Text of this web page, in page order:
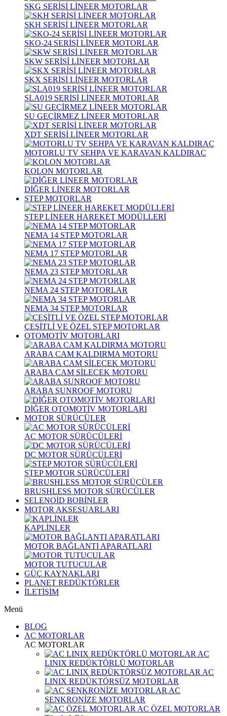
SKG SERİSİ LİNEER MOTORLAR
SKH SERİSİ LİNEER MOTORLAR
SKO-24 SERİSİ LİNEER MOTORLAR
SKW SERİSİ LİNEER MOTORLAR
SKX SERİSİ LİNEER MOTORLAR
SLA019 SERİSİ LİNEER MOTORLAR
SU GEÇİRMEZ LİNEER MOTORLAR
XDT SERİSİ LİNEER MOTORLAR
MOTORLU TV SEHPA VE KARAVAN KALDIRAÇ
KOLON MOTORLAR
DİĞER LİNEER MOTORLAR
STEP MOTORLAR
STEP LİNEER HAREKET MODÜLLERİ
NEMA 14 STEP MOTORLAR
NEMA 17 STEP MOTORLAR
NEMA 23 STEP MOTORLAR
NEMA 24 STEP MOTORLAR
NEMA 34 STEP MOTORLAR
ÇEŞİTLİ VE ÖZEL STEP MOTORLAR
OTOMOTİV MOTORLARI
ARABA CAM KALDIRMA MOTORU
ARABA CAM SİLECEK MOTORU
ARABA SUNROOF MOTORU
DİĞER OTOMOTİV MOTORLARI
MOTOR SÜRÜCÜLER
AC MOTOR SÜRÜCÜLERİ
DC MOTOR SÜRÜCÜLERİ
STEP MOTOR SÜRÜCÜLERİ
BRUSHLESS MOTOR SÜRÜCÜLER
SELENOİD BOBİNLER
MOTOR AKSESUARLARI
KAPLİNLER
MOTOR BAĞLANTI APARATLARI
MOTOR TUTUCULAR
GÜÇ KAYNAKLARI
PLANET REDÜKTÖRLER
İLETİŞİM
Menü
BLOG
AC MOTORLAR
AC MOTORLAR
AC
LINIX REDÜKTÖRLÜ MOTORLAR
AC
LINIX REDÜKTÖRSÜZ MOTORLAR
AC
SENKRONİZE MOTORLAR
AC ÖZEL MOTORLAR